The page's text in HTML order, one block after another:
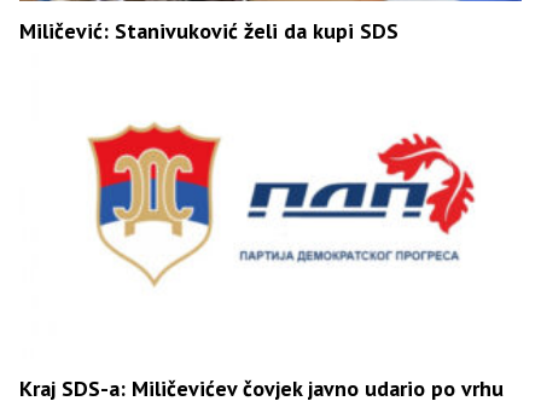
Miličević: Stanivuković želi da kupi SDS
Kraj SDS-a: Miličevićev čovjek javno udario po vrhu